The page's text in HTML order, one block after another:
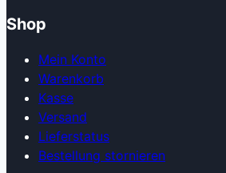
Shop
Mein Konto
Warenkorb
Kasse
Versand
Lieferstatus
Bestellung stornieren